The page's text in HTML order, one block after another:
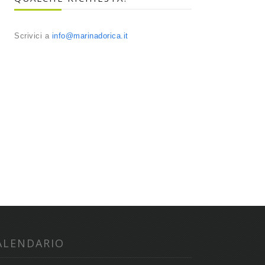
Scrivici a info@marinadorica.it